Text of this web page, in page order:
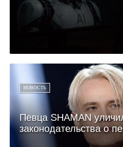
НОВОСТЬ
Певца SHAMAN
законодательства о